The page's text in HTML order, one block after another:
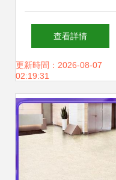
析慧爾耐德塑膠地
板的卓越性能與應
用
查看詳情
更新時間：2026-08-07
02:19:31